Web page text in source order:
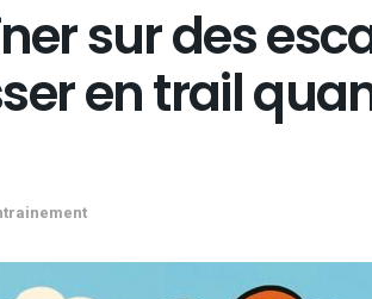
sur des
en trail